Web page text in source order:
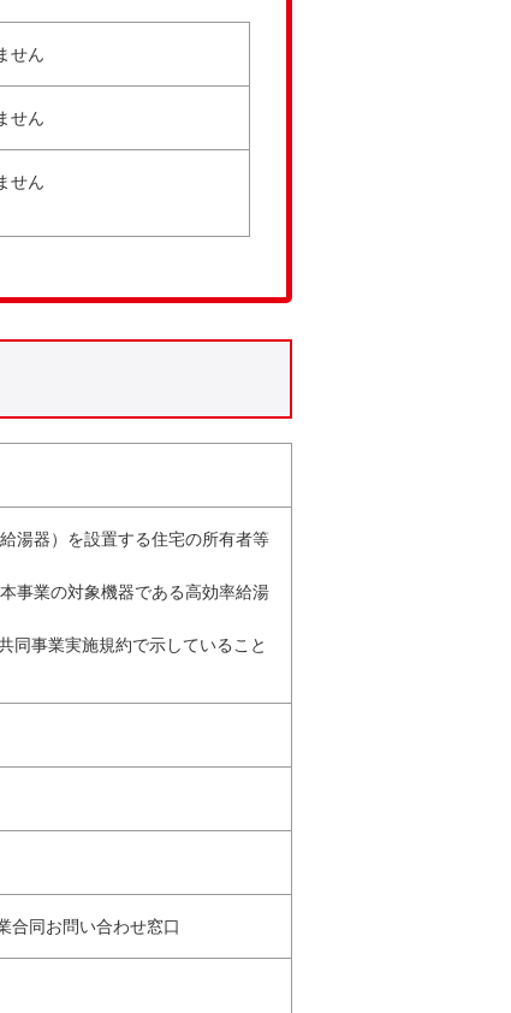
せん
せん
せん
湯器）を設置する住宅の所有者等
事業の対象機器である高効率給湯
同事業実施規約で示していること
合同お問い合わせ窓口